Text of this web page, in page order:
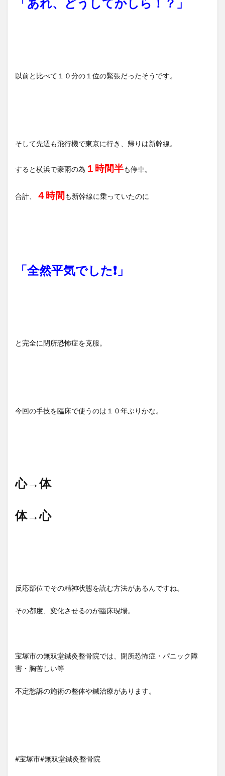
以前と比べて１０分の１位の緊張だったそうです。
そして先週も飛行機で東京に行き、帰りは新幹線。
すると横浜で豪雨の為 １時間半も停車。
合計、 ４時間 も新幹線に乗っていたのに
「全然平気でした❗」
と完全に閉所恐怖症を克服。
今回の手技を臨床で使うのは１０年ぶりかな。
心→体
体→心
反応部位でその精神状態を読む方法があるんですね。
その都度、変化させるのが臨床現場。
宝塚市の無双堂鍼灸整骨院では、閉所恐怖症・パニック障
害・胸苦しい等
不定愁訴の施術の整体や鍼治療があります。
#宝塚市#無双堂鍼灸整骨院